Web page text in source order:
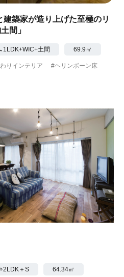
築家が造り上げた至極のリ
間」
土間 69.9㎡
りインテリア
#ヘリンボーン床
＋S 64.34㎡